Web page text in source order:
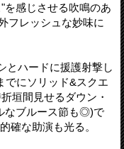
を感じさせる吹鳴のあ
フレッシュな妙味に
とハードに援護射撃し
でにソリッド&スクエ
垣間見せるダウン・
なブルース節も◎)で
確な助演も光る。